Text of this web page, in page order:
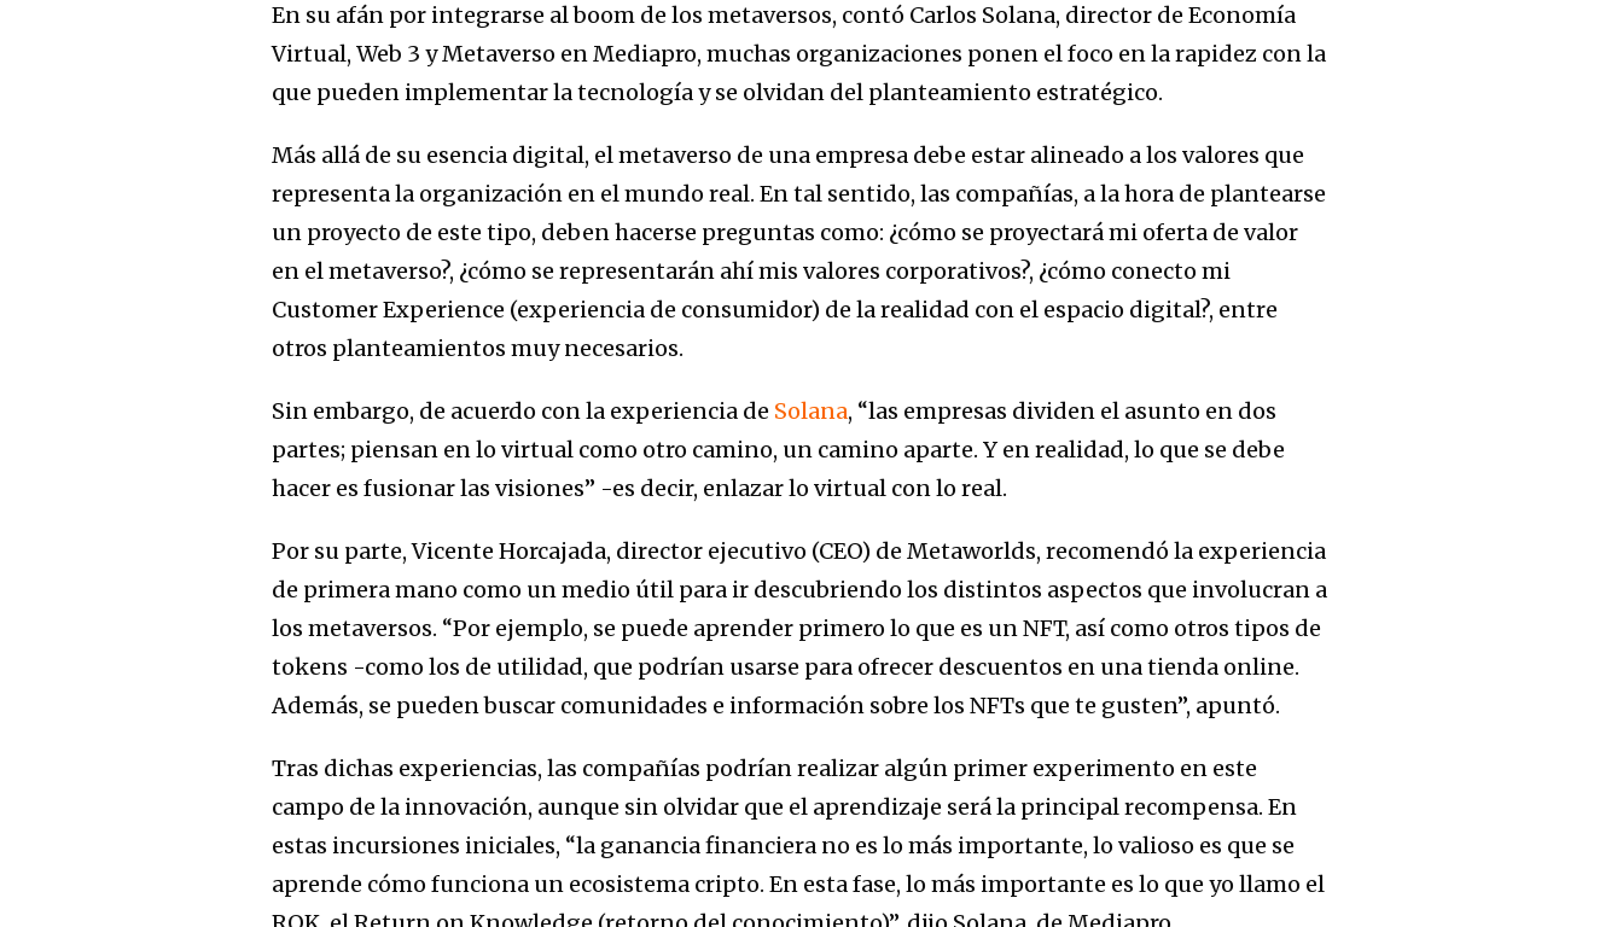
En su afán por integrarse al boom de los metaversos, contó Carlos Solana, director de Economía
Virtual, Web 3 y Metaverso en Mediapro, muchas organizaciones ponen el foco en la rapidez con la
que pueden implementar la tecnología y se olvidan del planteamiento estratégico.
Más allá de su esencia digital, el metaverso de una empresa debe estar alineado a los valores que
representa la organización en el mundo real. En tal sentido, las compañías, a la hora de plantearse
un proyecto de este tipo, deben hacerse preguntas como: ¿cómo se proyectará mi oferta de valor
en el metaverso?, ¿cómo se representarán ahí mis valores corporativos?, ¿cómo conecto mi
Customer Experience (experiencia de consumidor) de la realidad con el espacio digital?, entre
otros planteamientos muy necesarios.
Sin embargo, de acuerdo con la experiencia de Solana, “las empresas dividen el asunto en dos
partes; piensan en lo virtual como otro camino, un camino aparte. Y en realidad, lo que se debe
hacer es fusionar las visiones” -es decir, enlazar lo virtual con lo real.
Por su parte, Vicente Horcajada, director ejecutivo (CEO) de Metaworlds, recomendó la experiencia
de primera mano como un medio útil para ir descubriendo los distintos aspectos que involucran a
los metaversos. “Por ejemplo, se puede aprender primero lo que es un NFT, así como otros tipos de
tokens -como los de utilidad, que podrían usarse para ofrecer descuentos en una tienda online.
Además, se pueden buscar comunidades e información sobre los NFTs que te gusten”, apuntó.
Tras dichas experiencias, las compañías podrían realizar algún primer experimento en este
campo de la innovación, aunque sin olvidar que el aprendizaje será la principal recompensa. En
estas incursiones iniciales, “la ganancia financiera no es lo más importante, lo valioso es que se
aprende cómo funciona un ecosistema cripto. En esta fase, lo más importante es lo que yo llamo el